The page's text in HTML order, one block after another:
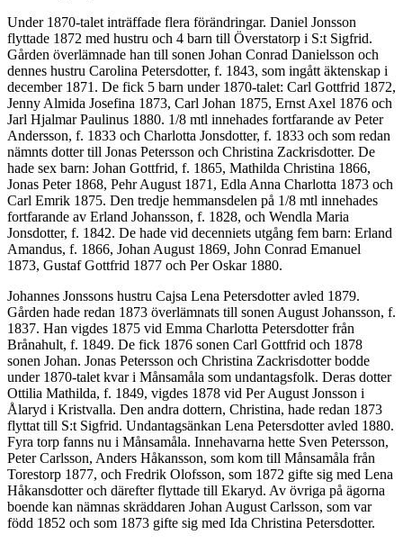
Under 1870-talet inträffade flera förändringar. Daniel Jonsson
flyttade 1872 med hustru och 4 barn till Överstatorp i S:t Sigfrid.
Gården överlämnade han till sonen Johan Conrad Danielsson och
dennes hustru Carolina Petersdotter, f. 1843, som ingått äktenskap i
december 1871. De fick 5 barn under 1870-talet: Carl Gottfrid 1872,
Jenny Almida Josefina 1873, Carl Johan 1875, Ernst Axel 1876 och
Jarl Hjalmar Paulinus 1880. 1/8 mtl innehades fortfarande av Peter
Andersson, f. 1833 och Charlotta Jonsdotter, f. 1833 och som redan
nämnts dotter till Jonas Petersson och Christina Zackrisdotter. De
hade sex barn: Johan Gottfrid, f. 1865, Mathilda Christina 1866,
Jonas Peter 1868, Pehr August 1871, Edla Anna Charlotta 1873 och
Carl Emrik 1875. Den tredje hemmansdelen på 1/8 mtl innehades
fortfarande av Erland Johansson, f. 1828, och Wendla Maria
Jonsdotter, f. 1842. De hade vid decenniets utgång fem barn: Erland
Amandus, f. 1866, Johan August 1869, John Conrad Emanuel
1873, Gustaf Gottfrid 1877 och Per Oskar 1880.
Johannes Jonssons hustru Cajsa Lena Petersdotter avled 1879.
Gården hade redan 1873 överlämnats till sonen August Johansson, f.
1837. Han vigdes 1875 vid Emma Charlotta Petersdotter från
Brånahult, f. 1849. De fick 1876 sonen Carl Gottfrid och 1878
sonen Johan. Jonas Petersson och Christina Zackrisdotter bodde
under 1870-talet kvar i Månsamåla som undantagsfolk. Deras dotter
Ottilia Mathilda, f. 1849, vigdes 1878 vid Per August Jonsson i
Ålaryd i Kristvalla. Den andra dottern, Christina, hade redan 1873
flyttat till S:t Sigfrid. Undantagsänkan Lena Petersdotter avled 1880.
Fyra torp fanns nu i Månsamåla. Innehavarna hette Sven Petersson,
Peter Carlsson, Anders Håkansson, som kom till Månsamåla från
Torestorp 1877, och Fredrik Olofsson, som 1872 gifte sig med Lena
Håkansdotter och därefter flyttade till Ekaryd. Av övriga på ägorna
boende kan nämnas skräddaren Johan August Carlsson, som var
född 1852 och som 1873 gifte sig med Ida Christina Petersdotter.